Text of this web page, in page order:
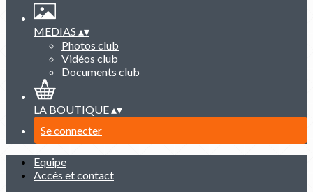
MEDIAS ▴▾
Photos club
Vidéos club
Documents club
LA BOUTIQUE▴▾
Se connecter
Equipe
Accès et contact